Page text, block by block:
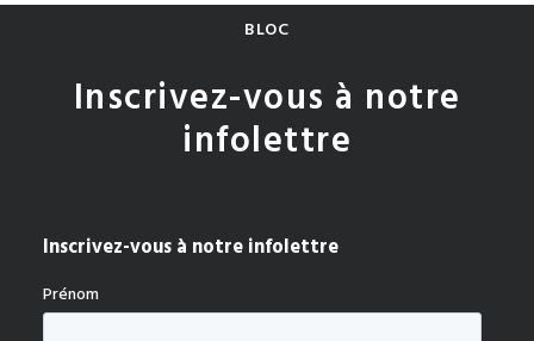
BLOC
Inscrivez-vous à notre
infolettre